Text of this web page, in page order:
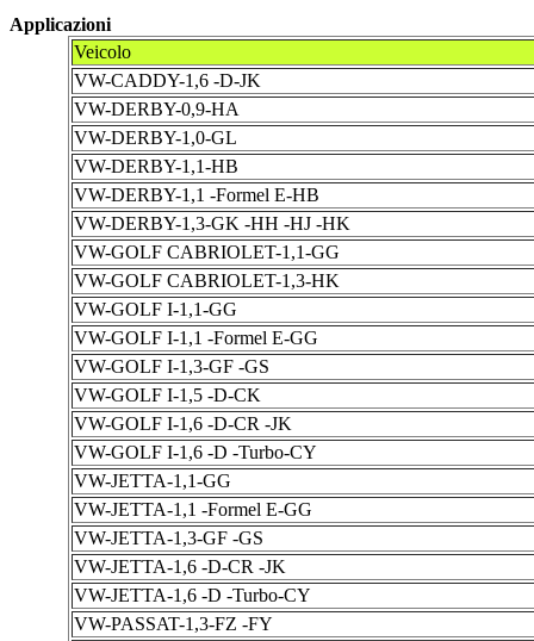
Applicazioni
Veicolo
VW-CADDY-1,6 -D-JK
VW-DERBY-0,9-HA
VW-DERBY-1,0-GL
VW-DERBY-1,1-HB
VW-DERBY-1,1 -Formel E-HB
VW-DERBY-1,3-GK -HH -HJ -HK
VW-GOLF CABRIOLET-1,1-GG
VW-GOLF CABRIOLET-1,3-HK
VW-GOLF I-1,1-GG
VW-GOLF I-1,1 -Formel E-GG
VW-GOLF I-1,3-GF -GS
VW-GOLF I-1,5 -D-CK
VW-GOLF I-1,6 -D-CR -JK
VW-GOLF I-1,6 -D -Turbo-CY
VW-JETTA-1,1-GG
VW-JETTA-1,1 -Formel E-GG
VW-JETTA-1,3-GF -GS
VW-JETTA-1,6 -D-CR -JK
VW-JETTA-1,6 -D -Turbo-CY
VW-PASSAT-1,3-FZ -FY